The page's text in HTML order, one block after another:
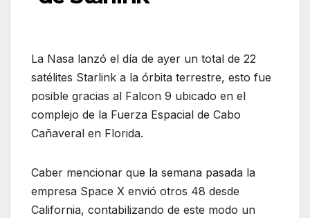
La Nasa lanzó el día de ayer un total de 22
satélites Starlink a la órbita terrestre, esto fue
posible gracias al Falcon 9 ubicado en el
complejo de la Fuerza Espacial de Cabo
Cañaveral en Florida.
Caber mencionar que la semana pasada la
empresa Space X envió otros 48 desde
California, contabilizando de este modo un